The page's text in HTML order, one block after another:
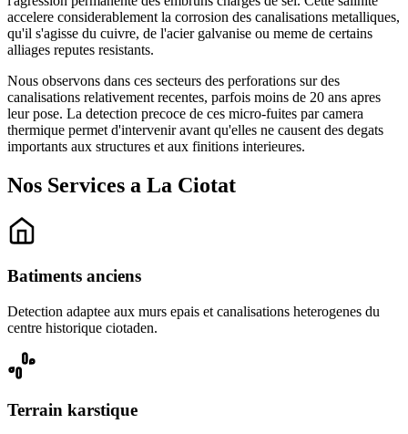
accelere considerablement la corrosion des canalisations metalliques,
qu'il s'agisse du cuivre, de l'acier galvanise ou meme de certains
alliages reputes resistants.
Nous observons dans ces secteurs des perforations sur des
canalisations relativement recentes, parfois moins de 20 ans apres
leur pose. La detection precoce de ces micro-fuites par camera
thermique permet d'intervenir avant qu'elles ne causent des degats
importants aux structures et aux finitions interieures.
Nos Services a La Ciotat
Batiments anciens
Detection adaptee aux murs epais et canalisations heterogenes du
centre historique ciotaden.
Terrain karstique